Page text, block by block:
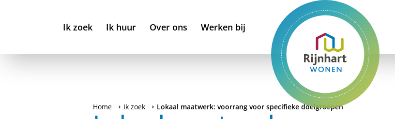
Ik zoek Ik huur Over ons Werken bij
Home Ik zoek Lokaal maatwerk: voorrang voor specifieke doelgroepen